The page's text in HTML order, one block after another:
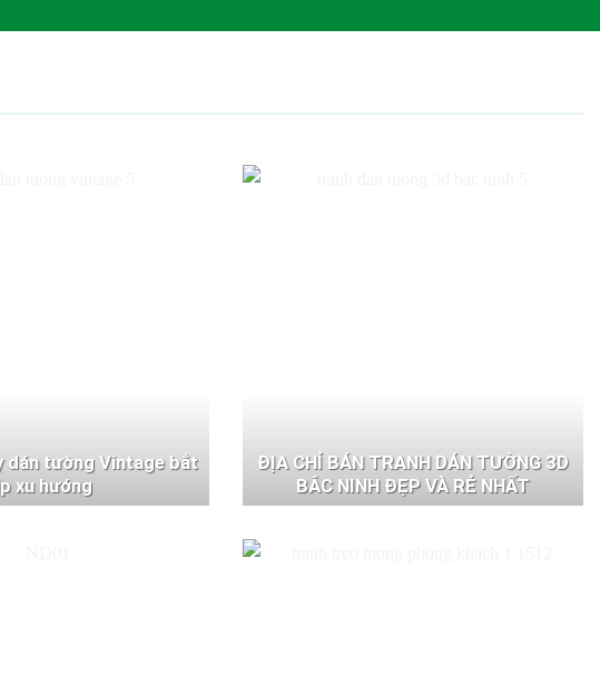
dán tường Vintage bắt
xu hướng
ĐỊA CHỈ BÁN TRANH DÁN TƯỜNG 3D
BẮC NINH ĐẸP VÀ RẺ NHẤT